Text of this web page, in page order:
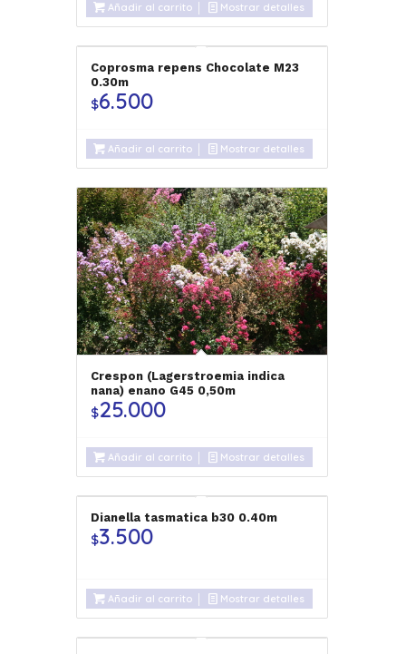
Añadir al carrito Mostrar detalles
Coprosma repens Chocolate M23
0.30m
$6.500
Añadir al carrito Mostrar detalles
Crespon (Lagerstroemia indica
nana) enano G45 0,50m
$25.000
Añadir al carrito Mostrar detalles
Dianella tasmatica b30 0.40m
$3.500
Añadir al carrito Mostrar detalles